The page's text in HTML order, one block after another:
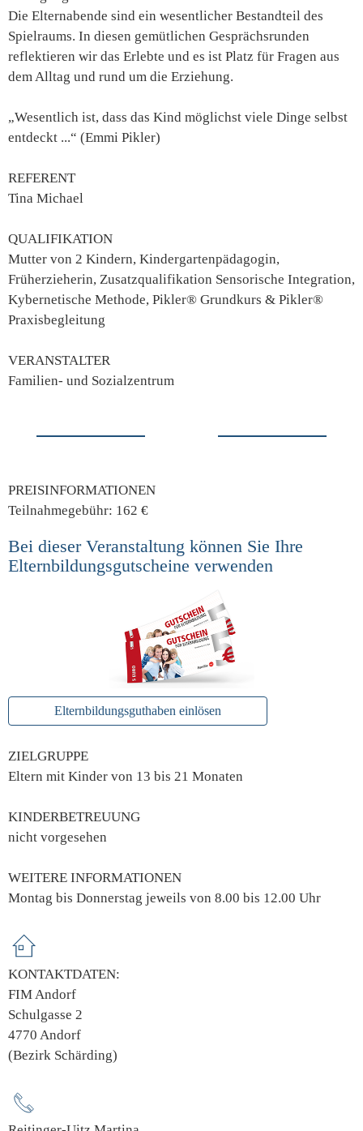
Die Elternabende sind ein wesentlicher Bestandteil des
Spielraums. In diesen gemütlichen Gesprächsrunden
reflektieren wir das Erlebte und es ist Platz für Fragen aus
dem Alltag und rund um die Erziehung.
„Wesentlich ist, dass das Kind möglichst viele Dinge selbst
entdeckt ...“ (Emmi Pikler)
REFERENT
Tina Michael
QUALIFIKATION
Mutter von 2 Kindern, Kindergartenpädagogin,
Früherzieherin, Zusatzqualifikation Sensorische Integration,
Kybernetische Methode, Pikler® Grundkurs & Pikler®
Praxisbegleitung
VERANSTALTER
Familien- und Sozialzentrum
PREISINFORMATIONEN
Teilnahmegebühr: 162 €
Bei dieser Veranstaltung können Sie Ihre
Elternbildungsgutscheine verwenden
Elternbildungsguthaben einlösen
ZIELGRUPPE
Eltern mit Kinder von 13 bis 21 Monaten
KINDERBETREUUNG
nicht vorgesehen
WEITERE INFORMATIONEN
Montag bis Donnerstag jeweils von 8.00 bis 12.00 Uhr
KONTAKTDATEN:
FIM Andorf
Schulgasse 2
4770 Andorf
(Bezirk Schärding)